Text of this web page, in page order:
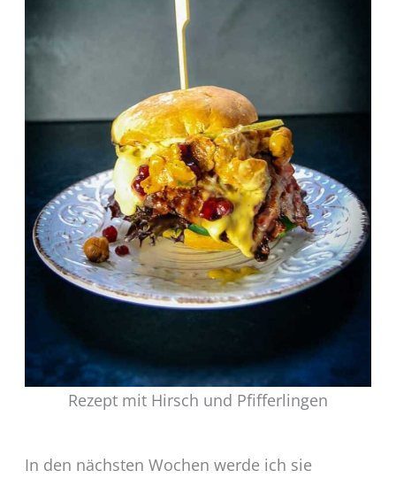
Rezept mit Hirsch und Pfifferlingen
In den nächsten Wochen werde ich sie